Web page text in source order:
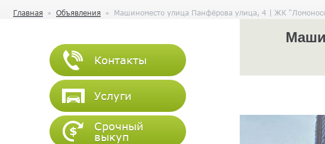
Главная Объявления Машиноместо улица Панфёрова улица, 4 | ЖК
Контакты
Услуги
Срочный
выкуп